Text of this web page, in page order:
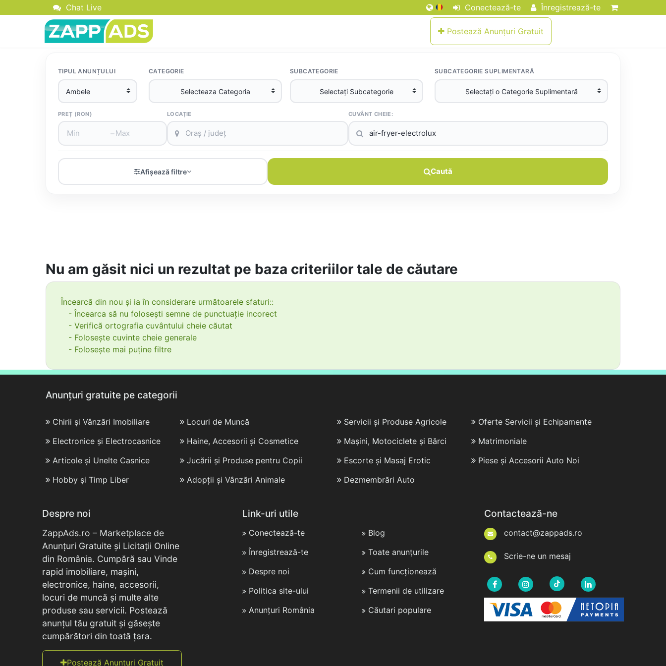
Chat Live Conectează-te Înregistrează-te
Postează Anunțuri Gratuit
TIPUL ANUNȚULUI CATEGORIE SUBCATEGORIE SUBCATEGORIE SUPLIMENTARĂ
PREȚ (RON)
–
LOCAȚIE CUVÂNT CHEIE:
Afișează filtre Caută
Nu am găsit nici un rezultat pe baza criteriilor tale de căutare
Încearcă din nou și ia în considerare următoarele sfaturi::
- Încearca să nu folosești semne de punctuație incorect
- Verifică ortografia cuvântului cheie căutat
- Folosește cuvinte cheie generale
- Folosește mai puține filtre
Anunțuri gratuite pe categorii
Chirii și Vânzări Imobiliare
Locuri de Muncă
Electronice și Electrocasnice
Haine, Accesorii și Cosmetice
Articole și Unelte Casnice
Jucării și Produse pentru Copii
Hobby și Timp Liber
Adopții și Vânzări Animale
Servicii și Produse Agricole
Oferte Servicii și Echipamente
Mașini, Motociclete și Bărci
Matrimoniale
Escorte și Masaj Erotic
Piese și Accesorii Auto Noi
Dezmembrări Auto
Despre noi
ZappAds.ro – Marketplace de
Anunțuri Gratuite și Licitații Online
din România. Cumpără sau Vinde
rapid imobiliare, mașini,
electronice, haine, accesorii,
locuri de muncă și multe alte
produse sau servicii. Postează
anunțul tău gratuit și găsește
cumpărători din toată țara.
Postează Anunțuri Gratuit
Link-uri utile
Conectează-te
Înregistrează-te
Despre noi
Politica site-ului
Anunțuri România
Blog
Toate anunțurile
Cum funcționează
Termenii de utilizare
Căutari populare
Contactează-ne
contact@zappads.ro
Scrie-ne un mesaj